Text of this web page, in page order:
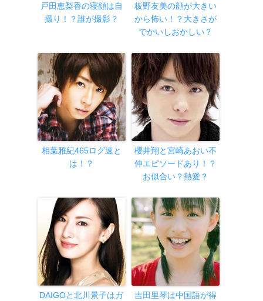
戸田恵梨香の寝顔は自
撮り！？誰が撮影？
板野友美の顔が大きい
から怖い！？大きさが
でかいしおかしい？
相葉雅紀465ログ速と
は！？
櫻井翔と宮崎あおい不
仲エピソードあり！？
お似合い？熱愛？
DAIGOと北川景子はガ
吉田里琴は中国語が得